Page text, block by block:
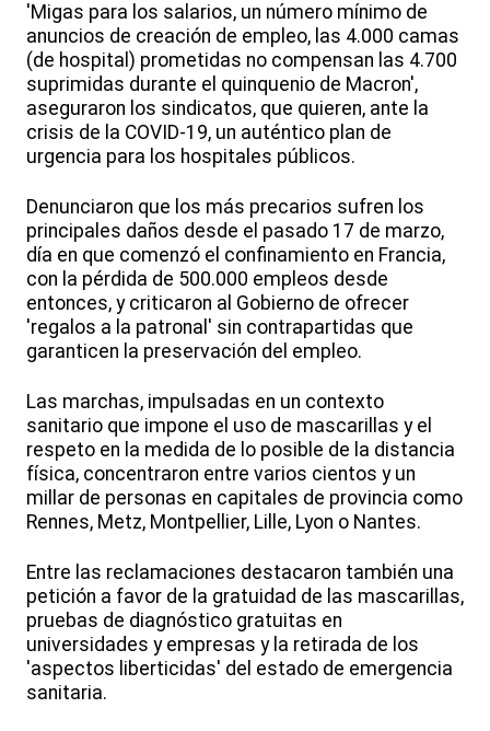
'Migas para los salarios, un número mínimo de
anuncios de creación de empleo, las 4.000 camas
(de hospital) prometidas no compensan las 4.700
suprimidas durante el quinquenio de Macron',
aseguraron los sindicatos, que quieren, ante la
crisis de la COVID-19, un auténtico plan de
urgencia para los hospitales públicos.
Denunciaron que los más precarios sufren los
principales daños desde el pasado 17 de marzo,
día en que comenzó el confinamiento en Francia,
con la pérdida de 500.000 empleos desde
entonces, y criticaron al Gobierno de ofrecer
'regalos a la patronal' sin contrapartidas que
garanticen la preservación del empleo.
Las marchas, impulsadas en un contexto
sanitario que impone el uso de mascarillas y el
respeto en la medida de lo posible de la distancia
física, concentraron entre varios cientos y un
millar de personas en capitales de provincia como
Rennes, Metz, Montpellier, Lille, Lyon o Nantes.
Entre las reclamaciones destacaron también una
petición a favor de la gratuidad de las mascarillas,
pruebas de diagnóstico gratuitas en
universidades y empresas y la retirada de los
'aspectos liberticidas' del estado de emergencia
sanitaria.